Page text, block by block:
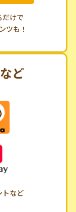
だけで
ツも！
ど
トなど